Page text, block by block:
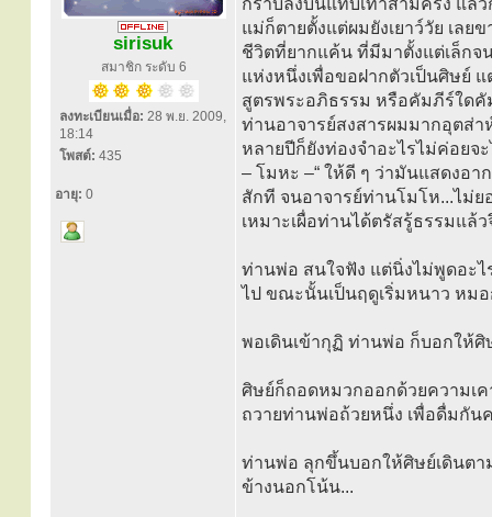
sirisuk
สมาชิก ระดับ 6
ลงทะเบียนเมื่อ: 28 พ.ย. 2009,
18:14
โพสต์: 435
อายุ: 0
กราบลงบนแทบเท้าสามครั้ง แล้
แม่ก็ตายตั้งแต่ผมยังเยาว์วัย เลย
ชีวิตที่ยากแค้น ที่มีมาตั้งแต่เล็กจ
แห่งหนึ่งเพื่อขอฝากตัวเป็นศิษย์
สูตรพระอภิธรรม หรือคัมภีร์ใดคั
ท่านอาจารย์สงสารผมมากอุตส่า
หลายปีก็ยังท่องจำอะไรไม่ค่อยจ
– โมหะ –“ ให้ดี ๆ ว่ามันแสดงอา
สักที จนอาจารย์ท่านโมโห...ไม่ย
เหมาะเผื่อท่านได้ตรัสรู้ธรรมแ
ท่านพ่อ สนใจฟัง แต่นิ่งไม่พูดอะไ
ไป ขณะนั้นเป็นฤดูเริ่มหนาว หม
พอเดินเข้ากุฏิ ท่านพ่อ ก็บอกให้
ศิษย์ก็ถอดหมวกออกด้วยความเค
ถวายท่านพ่อถ้วยหนึ่ง เพื่อดื่มกัน
ท่านพ่อ ลุกขึ้นบอกให้ศิษย์เดินต
ข้างนอกโน้น...